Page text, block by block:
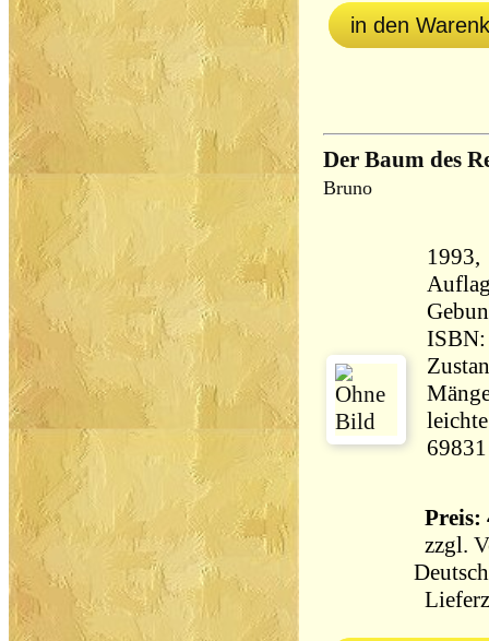
in den
Der Baum des
Bruno
69831
Preis:
zzgl.